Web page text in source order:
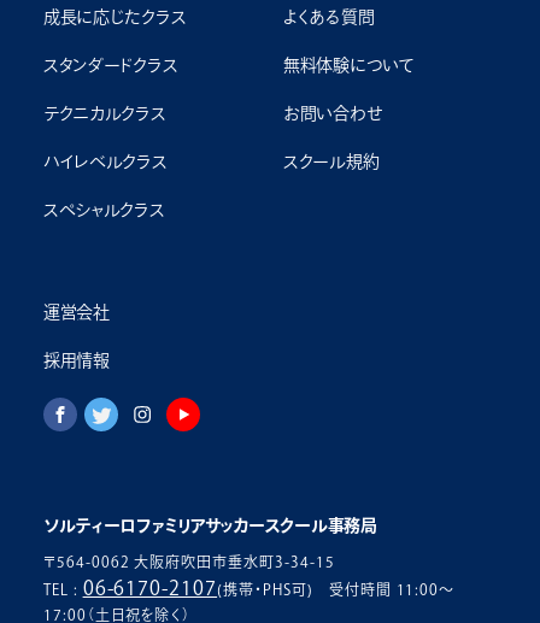
成⻑に応じたクラス
スタンダードクラス
テクニカルクラス
ハイレベルクラス
スペシャルクラス
よくある質問
無料体験について
お問い合わせ
スクール規約
運営会社
採用情報
ソルティーロファミリアサッカースクール事務局
〒564-0062 大阪府吹田市垂水町3-34-15
TEL : 06-6170-2107(携帯・PHS可) 受付時間 11:00〜
17:00（土日祝を除く）